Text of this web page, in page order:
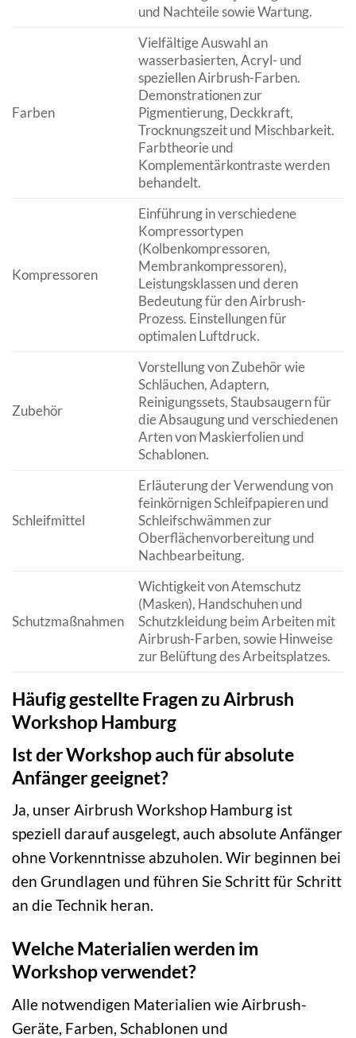
und Nachteile sowie Wartung.
Farben
Vielfältige Auswahl an
wasserbasierten, Acryl- und
speziellen Airbrush-Farben.
Demonstrationen zur
Pigmentierung, Deckkraft,
Trocknungszeit und Mischbarkeit.
Farbtheorie und
Komplementärkontraste werden
behandelt.
Kompressoren
Einführung in verschiedene
Kompressortypen
(Kolbenkompressoren,
Membrankompressoren),
Leistungsklassen und deren
Bedeutung für den Airbrush-
Prozess. Einstellungen für
optimalen Luftdruck.
Zubehör
Vorstellung von Zubehör wie
Schläuchen, Adaptern,
Reinigungssets, Staubsaugern für
die Absaugung und verschiedenen
Arten von Maskierfolien und
Schablonen.
Schleifmittel
Erläuterung der Verwendung von
feinkörnigen Schleifpapieren und
Schleifschwämmen zur
Oberflächenvorbereitung und
Nachbearbeitung.
Schutzmaßnahmen
Wichtigkeit von Atemschutz
(Masken), Handschuhen und
Schutzkleidung beim Arbeiten mit
Airbrush-Farben, sowie Hinweise
zur Belüftung des Arbeitsplatzes.
Häufig gestellte Fragen zu Airbrush
Workshop Hamburg
Ist der Workshop auch für absolute
Anfänger geeignet?
Ja, unser Airbrush Workshop Hamburg ist
speziell darauf ausgelegt, auch absolute Anfänger
ohne Vorkenntnisse abzuholen. Wir beginnen bei
den Grundlagen und führen Sie Schritt für Schritt
an die Technik heran.
Welche Materialien werden im
Workshop verwendet?
Alle notwendigen Materialien wie Airbrush-
Geräte, Farben, Schablonen und